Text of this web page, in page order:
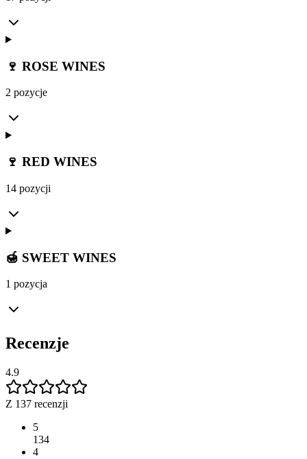
🍷 ROSE WINES
2 pozycje
🍷 RED WINES
14 pozycji
🍯 SWEET WINES
1 pozycja
Recenzje
4.9
Z 137 recenzji
5
134
4